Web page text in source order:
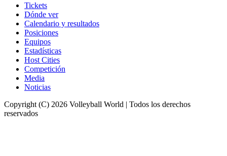
Tickets
Dónde ver
Calendario y resultados
Posiciones
Equipos
Estadísticas
Host Cities
Competición
Media
Noticias
Copyright (C) 2026 Volleyball World | Todos los derechos
reservados